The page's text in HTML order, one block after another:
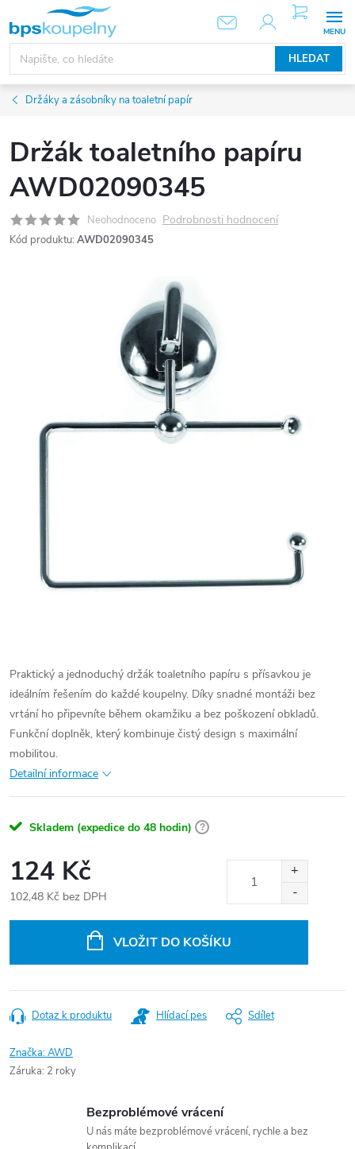
obsah
HLEDAT
NÁKUPNÍ
KOŠÍK
Držáky a zásobníky na toaletní papír
Držák toaletního papíru
AWD02090345
Neohodnoceno Podrobnosti hodnocení
Kód produktu: AWD02090345
Praktický a jednoduchý držák toaletního papíru s přísavkou je
ideálním řešením do každé koupelny. Díky snadné montáži bez
vrtání ho připevníte během okamžiku a bez poškození obkladů.
Funkční doplněk, který kombinuje čistý design s maximální
mobilitou.
Detailní informace
Skladem (expedice do 48 hodin) ?
124 Kč
102,48 Kč bez DPH
VLOŽIT DO KOŠÍKU
Dotaz k produktu Hlídací pes Sdílet
Značka:AWD
Záruka: 2 roky
Bezproblémové vrácení
U nás máte bezproblémové vrácení, rychle a bez